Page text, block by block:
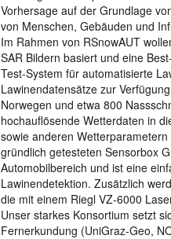
Vorhersage auf der Grundlage
von Menschen, Gebäuden und
Im Rahmen von RSnowAUT
SAR Bildern basiert und eine
Test-System für automatisierte
Lawinendatensätze zur
Norwegen und etwa 800
hochauflösende Wetterdaten in
sowie anderen
gründlich getesteten Sensorbox
Automobilbereich und ist eine
Lawinendetektion. Zusätzlich
die mit einem Riegl VZ-6000
Unser starkes Konsortium setzt
Fernerkundung (UniGraz-Geo,